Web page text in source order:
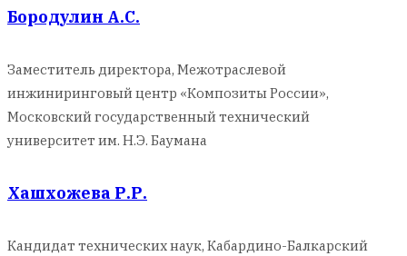
Бородулин А.С.
Заместитель директора, Межотраслевой
инжиниринговый центр «Композиты России»,
Московский государственный технический
университет им. Н.Э. Баумана
Хашхожева Р.Р.
Кандидат технических наук, Кабардино-Балкарский